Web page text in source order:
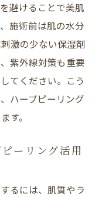
避けることで美肌
施術前は肌の水分
激の少ない保湿剤
紫外線対策も重要
てください。こう
ハーブピーリング
す。
ーリング活用
るには、肌質やラ